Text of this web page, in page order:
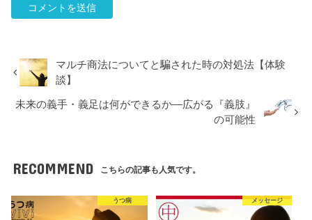
マルチ商法についてと騙された時の対処法【体験
談】
未来の義手・義足は何ができるか―広がる『義肢』
の可能性
RECOMMEND こちらの記事も人気です。
うつ病 メッセージ